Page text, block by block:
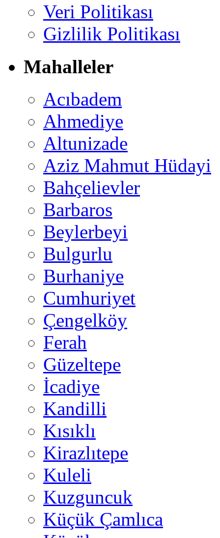
Veri Politikası
Gizlilik Politikası
Mahalleler
Acıbadem
Ahmediye
Altunizade
Aziz Mahmut Hüdayi
Bahçelievler
Barbaros
Beylerbeyi
Bulgurlu
Burhaniye
Cumhuriyet
Çengelköy
Ferah
Güzeltepe
İcadiye
Kandilli
Kısıklı
Kirazlıtepe
Kuleli
Kuzguncuk
Küçük Çamlıca